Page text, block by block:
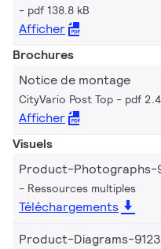
pdf 138.8 kB
Afficher
Brochures
Notice de montage
CityVario Post Top pdf
Afficher
Visuels
Product-Photographs-
Ressources multiples
Téléchargements
Product-Diagrams-